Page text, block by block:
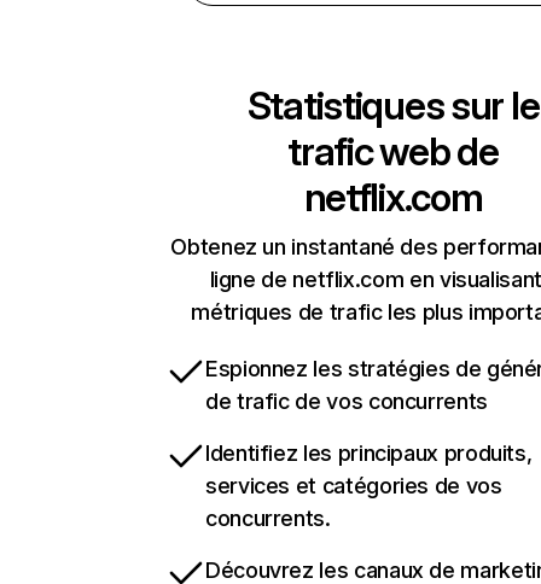
Statistiques sur le
trafic web de
netflix.com
Obtenez un instantané des
ligne de netflix.com en
métriques de trafic les plus
Espionnez les stratégies de
de trafic de vos concurrents
Identifiez les principaux produits,
services et catégories de vos
concurrents.
Découvrez les canaux de